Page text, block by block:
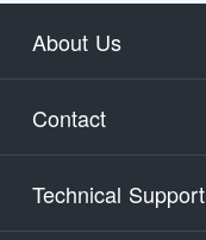
About Us
Contact
Technical Support